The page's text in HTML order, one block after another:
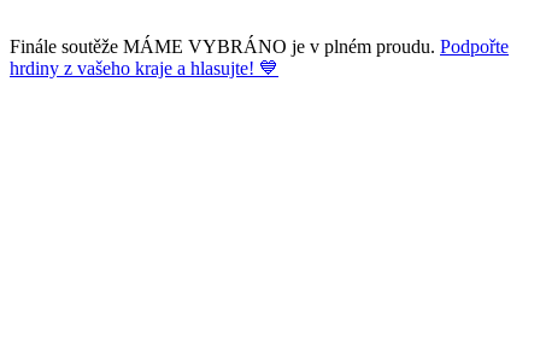
Finále soutěže MÁME VYBRÁNO je v plném proudu. Podpořte
hrdiny z vašeho kraje a hlasujte! 💙